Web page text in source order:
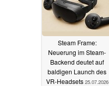
Steam Frame:
Neuerung im Steam-
Backend deutet auf
baldigen Launch des
VR-Headsets 25.07.2026